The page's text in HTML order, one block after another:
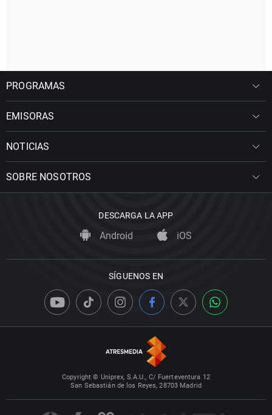
PROGRAMAS
EMISORAS
NOTICIAS
SOBRE NOSOTROS
DESCARGA LA APP
Android iOS
SÍGUENOS EN
Copyright © Uniprex, S.A.U., C/ Fuerteventura 12
San Sebastián de los Reyes, 28703 Madrid